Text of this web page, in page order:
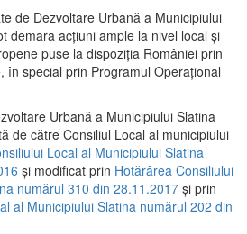
de Dezvoltare Urbană a Municipiului
demara acţiuni ample la nivel local şi
puse la dispoziţia României prin
în special prin Programul Operațional
Urbană a Municipiului Slatina
de către Consiliul Local al municipiului
Local al Municipiului Slatina
și modificat prin Hotărârea Consiliului
numărul 310 din 28.11.2017 și prin
al Municipiului Slatina numărul 202 din